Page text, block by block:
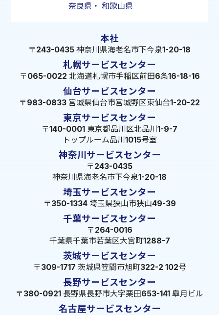
奈良県 ・ 和歌山県
本社
〒243-0435 神奈川県海老名市下今泉1-20-18
札幌サービスセンター
〒065-0022 北海道札幌市手稲区前田6条16-18-16
仙台サービスセンター
〒983-0833 宮城県仙台市宮城野区東仙台1-20-22
東京サービスセンター
〒140-0001 東京都品川区北品川1-9-7
トップルーム品川1015号室
神奈川サービスセンター
〒243-0435
神奈川県海老名市下今泉1-20-18
埼玉サービスセンター
〒350-1334 埼玉県狭山市狭山49-39
千葉サービスセンター
〒264-0016
千葉県千葉市若葉区大宮町1288-7
茨城サービスセンター
〒309-1717 茨城県笠間市旭町322-2 102号
長野サービスセンター
〒380-0921 長野県長野市大字栗田653-141 皐月ビル
名古屋サービスセンター